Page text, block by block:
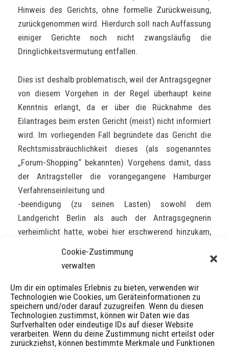
Cookie-Zustimmung
verwalten
Um dir ein optimales Erlebnis zu bieten, verwenden wir
Technologien wie Cookies, um Geräteinformationen zu
speichern und/oder darauf zuzugreifen. Wenn du diesen
Technologien zustimmst, können wir Daten wie das
Surfverhalten oder eindeutige IDs auf dieser Website
verarbeiten. Wenn du deine Zustimmung nicht erteilst oder
zurückziehst, können bestimmte Merkmale und Funktionen
Hinweis des Gerichts, ohne formelle Zurückweisung,
zurückgenommen wird. Hierdurch soll nach Auffassung
einiger Gerichte noch nicht zwangsläufig die
Dringlichkeitsvermutung entfallen.
Dies ist deshalb problematisch, weil der Antragsgegner
von diesem Vorgehen in der Regel überhaupt keine
Kenntnis erlangt, da er über die Rücknahme des
Eilantrages beim ersten Gericht (meist) nicht informiert
wird. Im vorliegenden Fall begründete das Gericht die
Rechtsmissbräuchlichkeit dieses (als sogenanntes
„Forum-Shopping“ bekannten) Vorgehens damit, dass
der Antragsteller die vorangegangene Hamburger
Verfahrenseinleitung und
-beendigung (zu seinen Lasten) sowohl dem
Landgericht Berlin als auch der Antragsgegnerin
verheimlicht hatte, wobei hier erschwerend hinzukam,
Das Kammergericht beurteilte diesen Sachverhalt im
Rahmen einer „Gesamtbetrachtung … als
rechtsmissbräuchliches Forum-Shopping im Wege
planmäßig-gezielter Gehörsvereitelung und unlauterer
Chancenvermehrung“, welches das besondere